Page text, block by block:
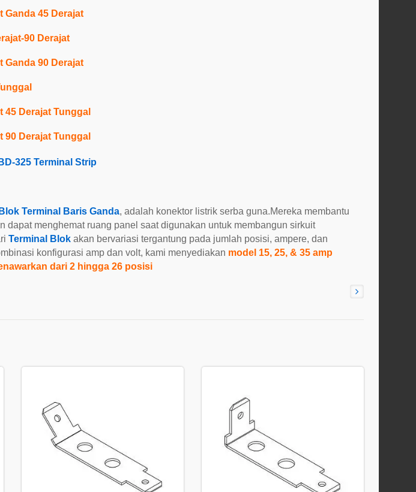
Ganda 45 Derajat
90 Derajat
Ganda 90 Derajat
Derajat Tunggal
Derajat Tunggal
325 Terminal Strip
Blok Terminal Baris Ganda, adalah konektor listrik serba guna.Mereka membantu
dapat menghemat ruang panel saat digunakan untuk membangun sirkuit
Terminal Blok akan bervariasi tergantung pada jumlah posisi, ampere, dan
konfigurasi amp dan volt, kami menyediakan model 15, 25, & 35 amp
dari 2 hingga 26 posisi